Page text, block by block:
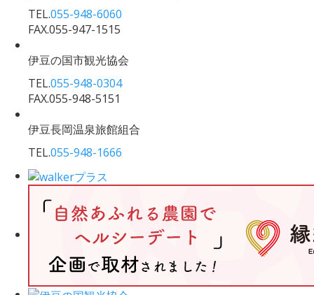
TEL.055-948-6060
FAX.055-947-1515
伊豆の国市観光協会
TEL.055-948-0304
FAX.055-948-5151
伊豆長岡温泉旅館組合
TEL.055-948-1666